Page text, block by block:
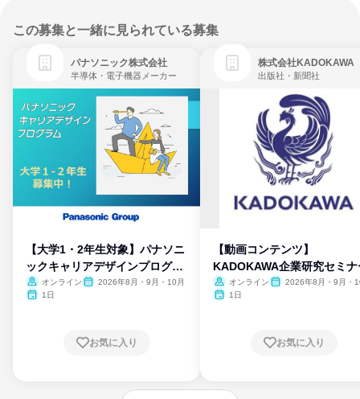
この募集と一緒に見られている募集
パナソニック株式会社
半導体・電子機器メーカー
【大学1・2年生対象】パナソニ
ックキャリアデザインプログラ
ム
オンライン
2026年8月・9月・10月
1日
お気に入り
株式会社KADOKAWA
出版社・新聞社
【動画コンテンツ】
KADOKAWA企業研究セミナ
オンライン
2026年8月・9月・
1日
お気に入り